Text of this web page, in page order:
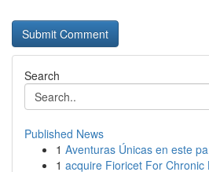
Search
Published News
1 Aventuras Únicas en este
1 acquire Fioricet For Chronic